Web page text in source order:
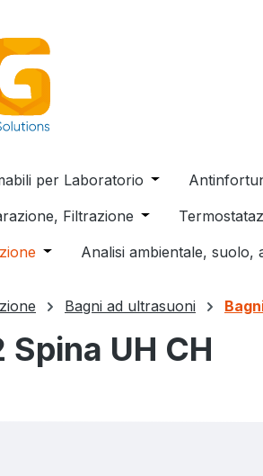
per Laboratorio Open or close
Filtrazione Open or close
Open or close the dropdown
Analisi ambientale, suolo,
Bagni ad ultrasuoni
Spina UH CH